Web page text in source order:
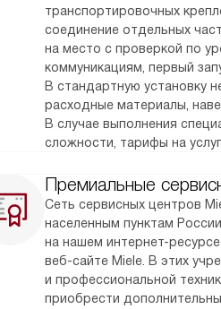
транспортировочных
соединение отдельных
на место с проверкой по
коммуникациям, первый
В стандартную установку
расходные материалы,
В случае выполнения
сложности, тарифы на
Премиальные
Сеть сервисных центров
населенным пунктам
на нашем интернет-
веб-сайте Miele. В этих
и профессиональной
приобрести